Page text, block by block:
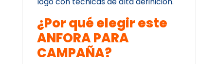
¿Por qué elegir este
ANFORA PARA
CAMPAÑA?